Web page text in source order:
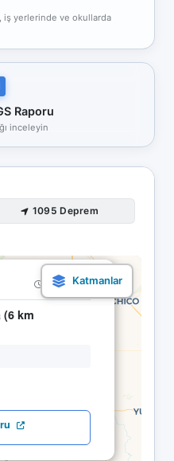
iş yerlerinde ve okullarda
Raporu
inceleyin
1095 Deprem
08.05 13:50
km
×